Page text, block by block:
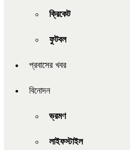
ক্রিকেট
ফুটবল
প্রবাসের খবর
বিনোদন
ভ্রমণ
লাইফস্টাইল